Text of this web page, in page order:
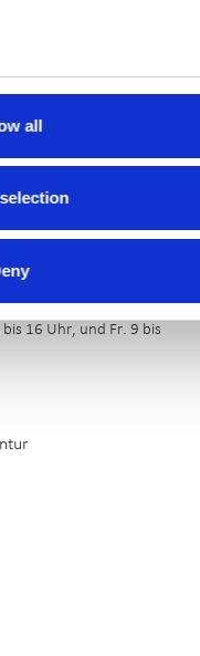
all
Gase
16 Uhr, und Fr. 9 bis